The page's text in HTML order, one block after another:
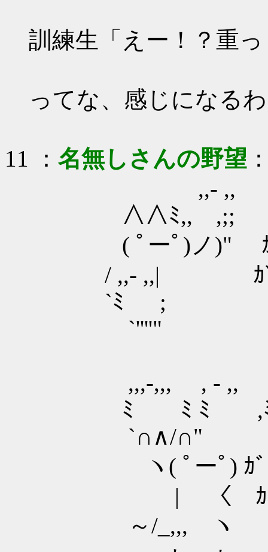
訓練生「えー！？重
ってな、感じになる
11 ： 名無しさんの野望
,,- ,,
∧∧ﾐ,, ,;;
( ﾟーﾟ)ノ)" ｶﾞ
/ ,,- ,,| ｶﾞﾝ
`ﾐ ;
`''''"
,,,-,,, , - ,,
ﾐ ﾐ ﾐ ,
`∩∧/∩"
ヽ( ﾟーﾟ) ｶﾞﾝ
| 〈 ｶﾞﾝ
～/_,,, ヽ